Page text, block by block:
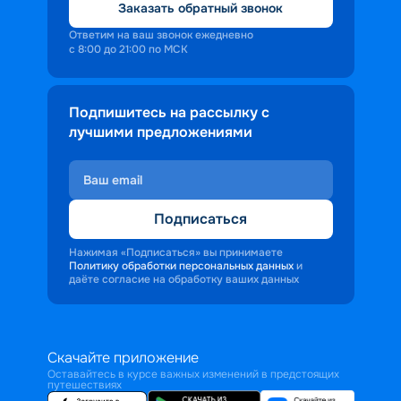
Заказать обратный звонок
Ответим на ваш звонок ежедневно
с 8:00 до 21:00 по МСК
Подпишитесь на рассылку с
лучшими предложениями
Подписаться
Нажимая «Подписаться» вы принимаете
Политику обработки персональных данных и
даёте согласие на обработку ваших данных
Скачайте приложение
Оставайтесь в курсе важных изменений в предстоящих
путешествиях